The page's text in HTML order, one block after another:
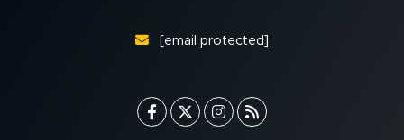
[email protected]